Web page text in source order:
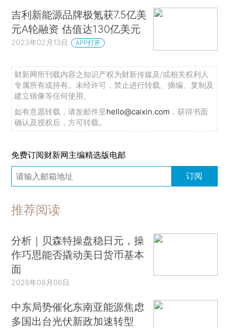
吉利新能源品牌极氪获7.5亿美
元A轮融资 估值达130亿美元
2023年02月13日 APP打开
财新网所刊载内容之知识产权为财新传媒及/或相关权利人
专属所有或持有。未经许可，禁止进行转载、摘编、复制及
建立镜像等任何使用。
如有意愿转载，请发邮件至hello@caixin.com ，获得书面
确认及授权后，方可转载。
免费订阅财新网主编精选版电邮
订阅
推荐阅读
分析｜贝森特操盘稳日元，操
作巧思能否撬动美日货币基本
面
2026年08月06日
中东局势催化东南亚能源焦虑
多国出台光伏新政加速转型